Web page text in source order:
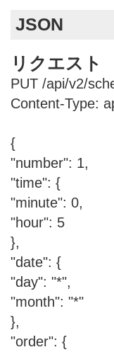
JSON
リクエスト
PUT /api/v2/
Content-Type:
{
"number": 1,
"time": {
"minute": 0,
"hour": 5
},
"date": {
"day": "*",
"month": "*"
},
"order": {